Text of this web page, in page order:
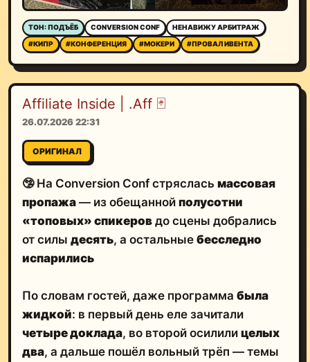
ТОН: ПОДЪЁБ CONVERSION CONF
НЕНАВИЖУ АРБИТРАЖ
#КИПР
#КОНФЕРЕНЦИЯ #МОКЕРИ #ПРОВАЛ ИВЕНТА
Affiliate Inside | .Aff 🃏
26.07.2026 22:31
ОРИГИНАЛ
🤥 На Conversion Conf стряслась массовая
пропажа — из обещанной полусотни
«топовых» спикеров до сцены добрались
от силы десять, а остальные бесследно
испарились
По словам гостей, даже программа была
жидкой: в первый день еле зачитали
четыре доклада, во второй осилили целых
два, а дальше пошёл вольный трёп — темы